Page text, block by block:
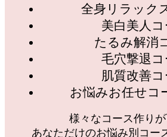
全身リラック
美白美人コ
たるみ解消
毛穴撃退コ
肌質改善コ
お悩みお任せコ
様々なコース作りが
あなただけのお悩み別コー